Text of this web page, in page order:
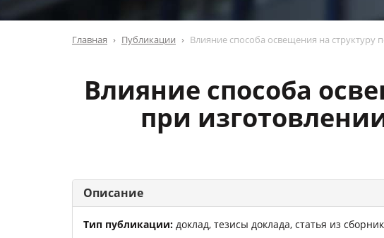
Главная Публикации Влияние способа освещения на
Влияние способа
при
Описание
Тип публикации: доклад, тезисы доклада, статья из